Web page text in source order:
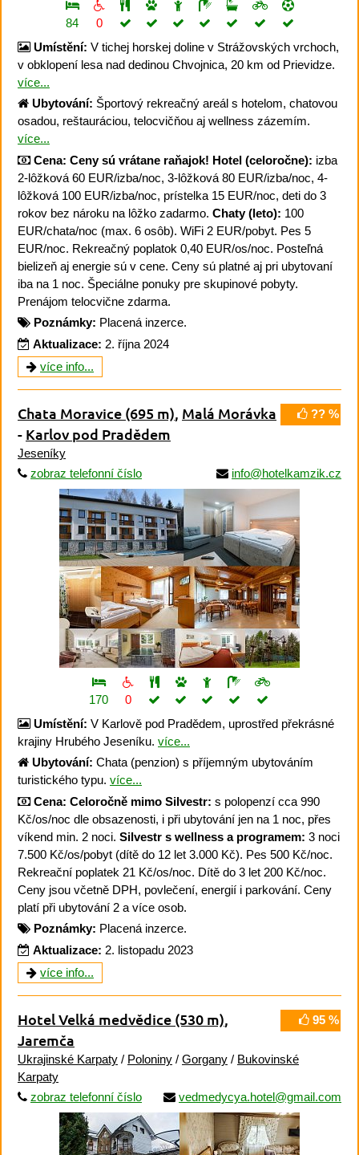
84
0
Umístění: V tichej horskej doline v Strážovských vrchoch,
v obklopení lesa nad dedinou Chvojnica, 20 km od Prievidze.
více...
Ubytování: Športový rekreačný areál s hotelom, chatovou
osadou, reštauráciou, telocvičňou aj wellness zázemím.
více...
Cena: Ceny sú vrátane raňajok! Hotel (celoročne): izba
2-lôžková 60 EUR/izba/noc, 3-lôžková 80 EUR/izba/noc, 4-
lôžková 100 EUR/izba/noc, prístelka 15 EUR/noc, deti do 3
rokov bez nároku na lôžko zadarmo. Chaty (leto): 100
EUR/chata/noc (max. 6 osôb). WiFi 2 EUR/pobyt. Pes 5
EUR/noc. Rekreačný poplatok 0,40 EUR/os/noc. Posteľná
bielizeň aj energie sú v cene. Ceny sú platné aj pri ubytovaní
iba na 1 noc. Špeciálne ponuky pre skupinové pobyty.
Prenájom telocvične zdarma.
Poznámky: Placená inzerce.
Aktualizace: 2. října 2024
více info...
?? %
Chata Moravice (695 m), Malá Morávka
- Karlov pod Pradědem
Jeseníky
zobraz telefonní číslo
info@hotelkamzik.cz
170
0
Umístění: V Karlově pod Pradědem, uprostřed překrásné
krajiny Hrubého Jeseníku. více...
Ubytování: Chata (penzion) s příjemným ubytováním
turistického typu. více...
Cena: Celoročně mimo Silvestr: s polopenzí cca 990
Kč/os/noc dle obsazenosti, i při ubytování jen na 1 noc, přes
víkend min. 2 noci. Silvestr s wellness a programem: 3 noci
7.500 Kč/os/pobyt (dítě do 12 let 3.000 Kč). Pes 500 Kč/noc.
Rekreační poplatek 21 Kč/os/noc. Dítě do 3 let 200 Kč/noc.
Ceny jsou včetně DPH, povlečení, energií i parkování. Ceny
platí při ubytování 2 a více osob.
Poznámky: Placená inzerce.
Aktualizace: 2. listopadu 2023
více info...
95 %
Hotel Velká medvědice (530 m),
Jaremča
Ukrajinské Karpaty / Poloniny / Gorgany / Bukovinské
Karpaty
zobraz telefonní číslo
vedmedycya.hotel@gmail.com